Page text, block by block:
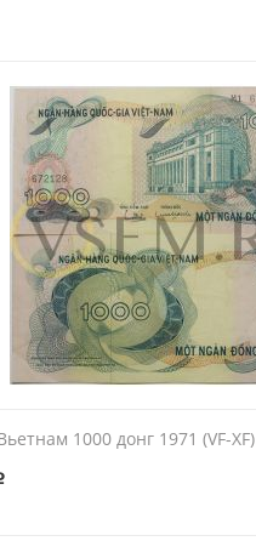
1000 донг 1971 (VF-XF)